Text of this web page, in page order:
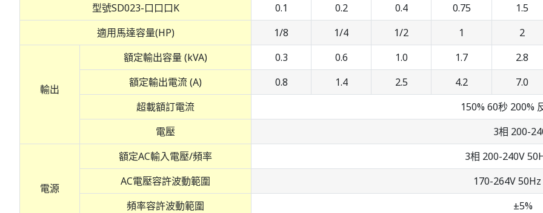
型號SD023-口口口K 0.1 0.2 0.4 0.75
1.5
適用馬達容量(HP)
1/8 1/4 1/2 1 2
輸出
額定輸出容量 (kVA) 0.3 0.6 1.0 1.7
2.8
額定輸出電流 (A)
0.8 1.4 2.5 4.2
7.0
超載額訂電流
150% 60秒 200%
電壓
3相 200-
電源
額定AC輸入電壓/頻率
3相 200-240V
AC電壓容許波動範圍
170-264V
頻率容許波動範圍
±5%